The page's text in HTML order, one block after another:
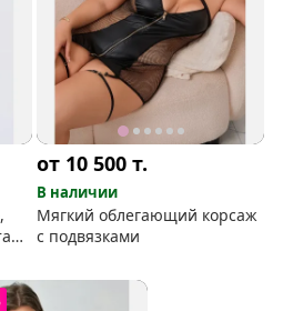
от 10 500т.
В наличии
Мягкий облегающий корсаж
с подвязками